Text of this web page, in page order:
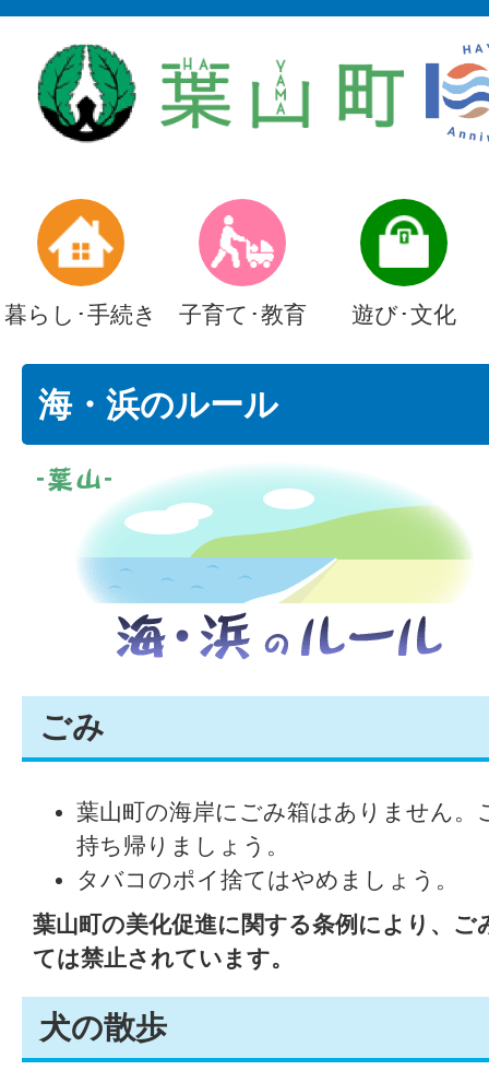
暮らし･手続き 子育て･教育 遊び･文化
海・浜のルール
ごみ
葉山町の海岸にごみ箱はありません。
持ち帰りましょう。
タバコのポイ捨てはやめましょう。
葉山町の美化促進に関する条例により、ご
ては禁止されています。
犬の散歩